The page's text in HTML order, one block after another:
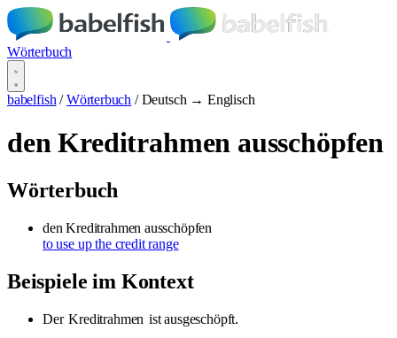
Wörterbuch
babelfish / Wörterbuch / Deutsch → Englisch
den Kreditrahmen ausschöpfen
Wörterbuch
den Kreditrahmen ausschöpfen
to use up the credit range
Beispiele im Kontext
Der Kreditrahmen ist ausgeschöpft.